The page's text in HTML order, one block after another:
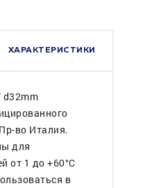
ХАРАКТЕРИСТИКИ
d32mm
во Италия.
для
от 1 до +60°C
в